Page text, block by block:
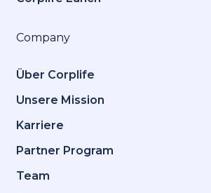
Company
Über Corplife
Unsere Mission
Karriere
Partner Program
Team